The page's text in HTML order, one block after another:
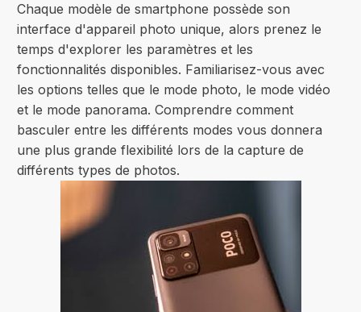
Chaque modèle de smartphone possède son
interface d'appareil photo unique, alors prenez le
temps d'explorer les paramètres et les
fonctionnalités disponibles. Familiarisez-vous avec
les options telles que le mode photo, le mode vidéo
et le mode panorama. Comprendre comment
basculer entre les différents modes vous donnera
une plus grande flexibilité lors de la capture de
différents types de photos.